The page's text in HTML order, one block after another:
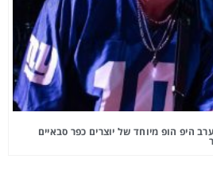
היפ הופ מיוחד של יוצרים כפר סבאיים